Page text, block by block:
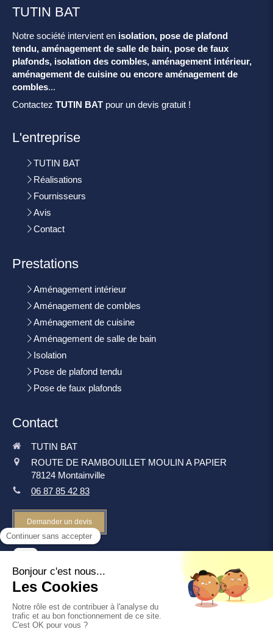
TUTIN BAT
Notre société intervient en isolation, pose de plafond
tendu, aménagement de salle de bain, pose de faux
plafonds, isolation des combles, aménagement intérieur,
aménagement de cuisine ou encore aménagement de
combles...
Contactez TUTIN BAT pour un devis gratuit !
L'entreprise
TUTIN BAT
Réalisations
Fournisseurs
Avis
Contact
Prestations
Aménagement intérieur
Aménagement de combles
Aménagement de cuisine
Aménagement de salle de bain
Isolation
Pose de plafond tendu
Pose de faux plafonds
Contact
TUTIN BAT
ROUTE DE RAMBOUILLET MOULIN A PAPIER
78124 Montainville
06 87 85 42 83
Demander un devis
©2019 TUTIN BAT - Rénovation intérieure
Plan du site